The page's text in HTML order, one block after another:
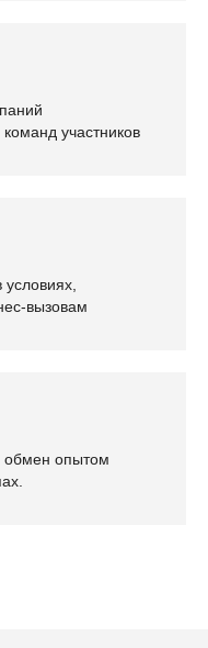
участников
условиях,
вызовам
обмен опытом